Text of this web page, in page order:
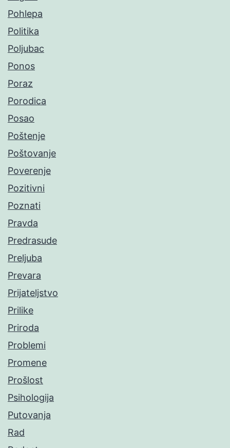
Pohlepa
Politika
Poljubac
Ponos
Poraz
Porodica
Posao
Poštenje
Poštovanje
Poverenje
Pozitivni
Poznati
Pravda
Predrasude
Preljuba
Prevara
Prijateljstvo
Prilike
Priroda
Problemi
Promene
Prošlost
Psihologija
Putovanja
Rad